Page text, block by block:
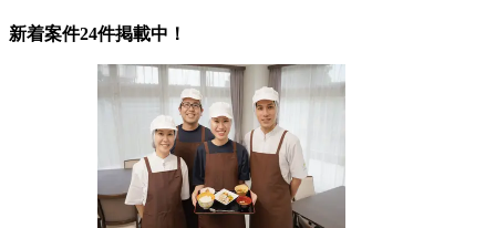
新着案件24件掲載中！